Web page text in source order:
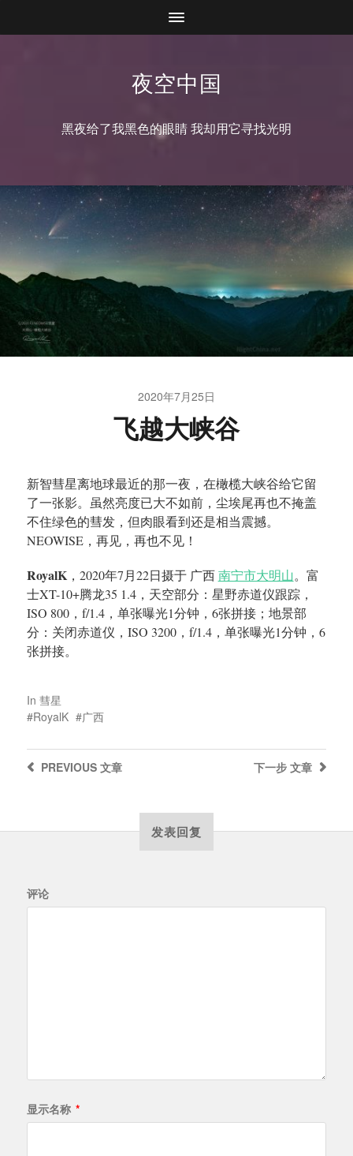
夜空中国
黑夜给了我黑色的眼睛 我却用它寻找光明
2020年7月25日
飞越大峡谷
新智彗星离地球最近的那一夜，在橄榄大峡谷给它留
了一张影。虽然亮度已大不如前，尘埃尾再也不掩盖
不住绿色的彗发，但肉眼看到还是相当震撼。
NEOWISE，再见，再也不见！
RoyalK，2020年7月22日摄于 广西南宁市大明山。富
士XT-10+腾龙35 1.4，天空部分：星野赤道仪跟踪，
ISO 800，f/1.4，单张曝光1分钟，6张拼接；地景部
分：关闭赤道仪，ISO 3200，f/1.4，单张曝光1分钟，6
张拼接。
In 彗星
RoyalK
广西
下一步 文章
PREVIOUS文章
发表回复
评论
显示名称 *